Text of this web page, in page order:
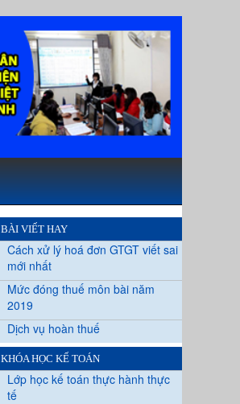
BÀI VIẾT HAY
Cách xử lý hoá đơn GTGT viết sai
mới nhất
Mức đóng thuế môn bài năm
2019
Dịch vụ hoàn thuế
KHÓA HỌC KẾ TOÁN
Lớp học kế toán thực hành thực
tế